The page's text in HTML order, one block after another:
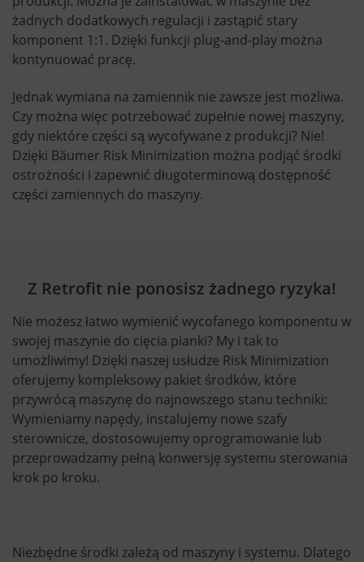
żadnych dodatkowych regulacji i zastąpić stary
komponent 1:1. Dzięki funkcji plug-and-play można
kontynuować pracę.
Jednak wymiana na zamiennik nie zawsze jest możliwa.
Czy można więc potrzebować zupełnie nowej maszyny,
gdy niektóre części są wycofywane z produkcji? Nie!
Dzięki Bäumer Risk Minimization można podjąć środki
ostrożności i zapewnić długoterminową dostępność
części zamiennych do maszyny.
Z Retrofit nie ponosisz żadnego ryzyka!
Nie możesz łatwo wymienić wycofanego komponentu w
swojej maszynie do cięcia pianki? My i tak to
umożliwimy! Dzięki naszej usłudze Risk Minimization
oferujemy kompleksowy pakiet środków, które
przywrócą maszynę do najnowszego stanu techniki:
Wymieniamy napędy, instalujemy nowe szafy
sterownicze, dostosowujemy oprogramowanie lub
przeprowadzamy pełną konwersję systemu sterowania
krok po kroku.
Niezbędne środki zależą od maszyny i systemu. Dlatego